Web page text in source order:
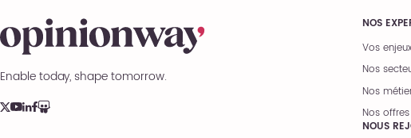
Enable today, shape tomorrow.
NOS
Vos enjeux
Nos
Nos
Nos
NOUS